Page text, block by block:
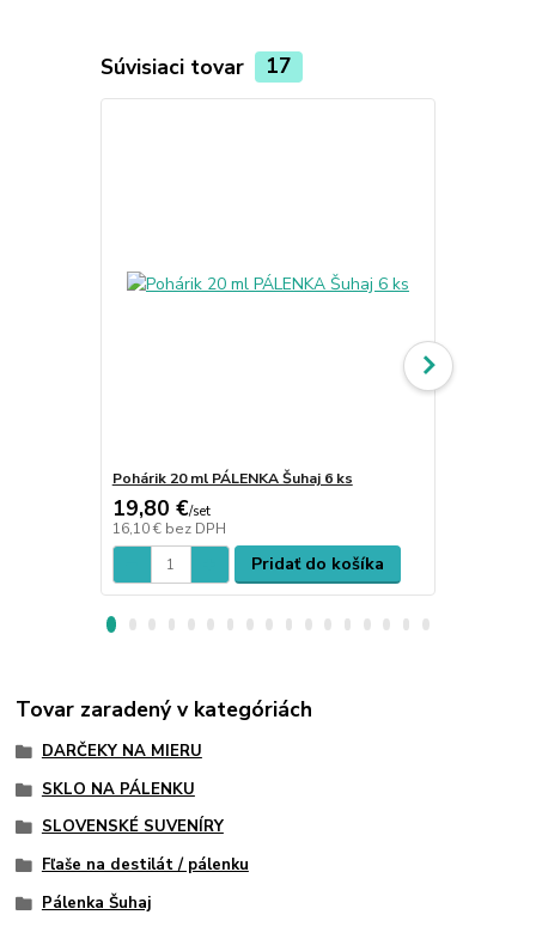
Súvisiaci tovar 17
Pohárik 20 ml PÁLENKA Šuhaj 6 ks
19,80 €/set
16,10 € bez DPH
Pridať do košíka
Tovar zaradený v kategóriách
DARČEKY NA MIERU
SKLO NA PÁLENKU
SLOVENSKÉ SUVENÍRY
Fľaše na destilát / pálenku
Pálenka Šuhaj